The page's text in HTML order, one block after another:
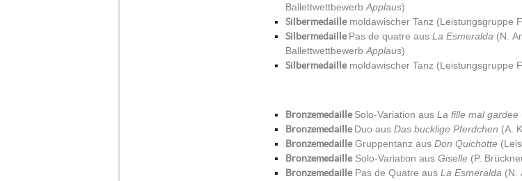
Ballettwettbewerb Applaus)
Silbermedaillemoldawischer Tanz (Leistungsgruppe
SilbermedaillePas de quatre aus La Esmeralda (N.
Ballettwettbewerb Applaus)
Silbermedaillemoldawischer Tanz (Leistungsgruppe
BronzemedailleSolo-Variation aus La fille mal gardee
BronzemedailleDuo aus Das bucklige Pferdchen (A.
BronzemedailleGruppentanz aus Don Quichotte
BronzemedailleSolo-Variation aus Giselle (P.
BronzemedaillePas de Quatre aus La Esmeralda (N.